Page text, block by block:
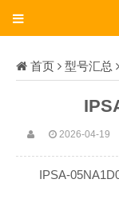
首页 型号汇总
2026-04-19
IPSA-